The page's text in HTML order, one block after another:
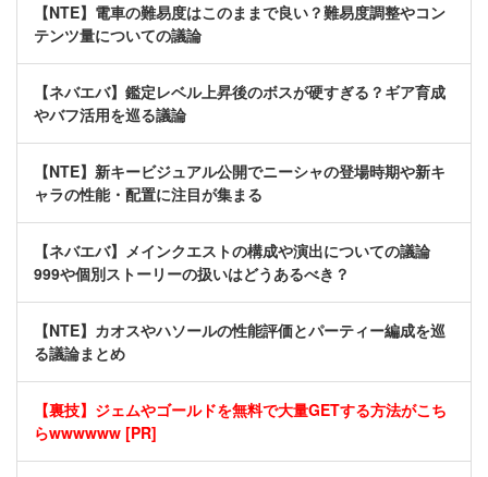
【NTE】電車の難易度はこのままで良い？難易度調整やコン
テンツ量についての議論
【ネバエバ】鑑定レベル上昇後のボスが硬すぎる？ギア育成
やバフ活用を巡る議論
【NTE】新キービジュアル公開でニーシャの登場時期や新キ
ャラの性能・配置に注目が集まる
【ネバエバ】メインクエストの構成や演出についての議論
999や個別ストーリーの扱いはどうあるべき？
【NTE】カオスやハソールの性能評価とパーティー編成を巡
る議論まとめ
【裏技】ジェムやゴールドを無料で大量GETする方法がこち
らwwwwww [PR]